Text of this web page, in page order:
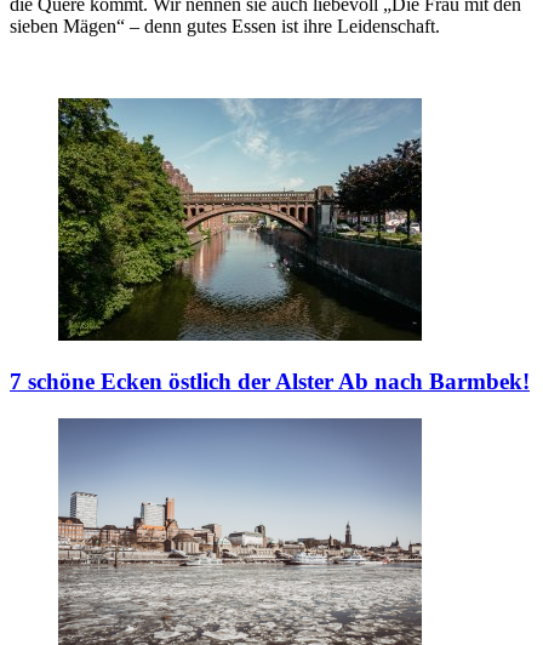
die Quere kommt. Wir nennen sie auch liebevoll „Die Frau mit den
sieben Mägen“ – denn gutes Essen ist ihre Leidenschaft.
7 schöne Ecken östlich der Alster Ab nach Barmbek!